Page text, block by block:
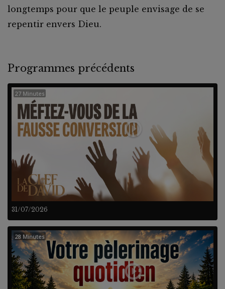
longtemps pour que le peuple envisage de se
repentir envers Dieu.
Programmes précédents
31/07/2026
27 Minutes
28 Minutes